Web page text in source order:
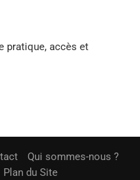
pratique, accès et
Qui sommes-nous ?
Plan du Site